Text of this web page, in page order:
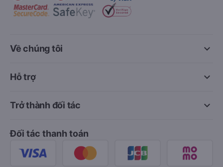
keyboard_arrow_down
Về chúng tôi
keyboard_arrow_down
Hỗ trợ
keyboard_arrow_down
Trở thành đối tác
Đối tác thanh toán